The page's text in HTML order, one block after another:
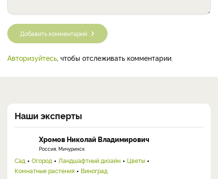
Добавить комментарий
Авторизуйтесь, чтобы отслеживать комментарии.
Наши эксперты
Хромов Николай Владимирович
Россия, Мичуринск
Сад Огород Ландшафтный дизайн
Цветы
Комнатные растения
Виноград